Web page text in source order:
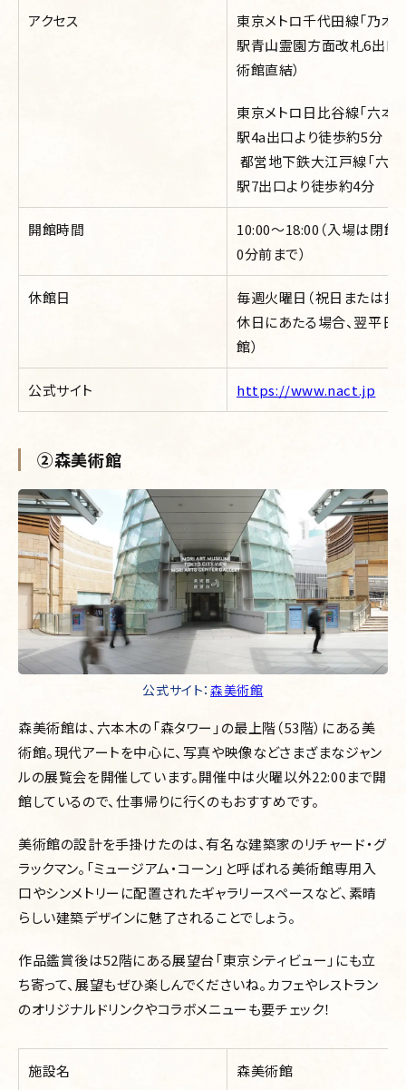
アクセス
東京メトロ千代田線「乃木
駅青山霊園方面改札6出口
術館直結）
東京メトロ日比谷線「六本
駅4a出口より徒歩約5分
都営地下鉄大江戸線「六本
駅7出口より徒歩約4分
開館時間
10:00～18:00（入場は閉館
0分前まで）
休館日
毎週火曜日（祝日または振
休日にあたる場合、翌平日
館）
公式サイト https://www.nact.jp
②森美術館
公式サイト：森美術館
森美術館は、六本木の「森タワー」の最上階（53階）にある美
術館。現代アートを中心に、写真や映像などさまざまなジャン
ルの展覧会を開催しています。開催中は火曜以外22:00まで開
館しているので、仕事帰りに行くのもおすすめです。
美術館の設計を手掛けたのは、有名な建築家のリチャード・グ
ラックマン。「ミュージアム・コーン」と呼ばれる美術館専用入
口やシンメトリーに配置されたギャラリースペースなど、素晴
らしい建築デザインに魅了されることでしょう。
作品鑑賞後は52階にある展望台「東京シティビュー」にも立
ち寄って、展望もぜひ楽しんでくださいね。カフェやレストラン
のオリジナルドリンクやコラボメニューも要チェック！
施設名 森美術館